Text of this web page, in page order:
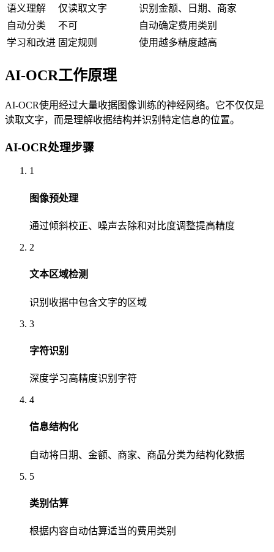
语义理解
仅读取文字
识别金额、日期、商家
自动分类
不可
自动确定费用类别
学习和改进 固定规则 使用越多精度越高
AI-OCR工作原理
AI-OCR使用经过大量收据图像训练的神经网络。它不仅仅是
读取文字，而是理解收据结构并识别特定信息的位置。
AI-OCR处理步骤
1
图像预处理
通过倾斜校正、噪声去除和对比度调整提高精度
2
文本区域检测
识别收据中包含文字的区域
3
字符识别
深度学习高精度识别字符
4
信息结构化
自动将日期、金额、商家、商品分类为结构化数据
5
类别估算
根据内容自动估算适当的费用类别